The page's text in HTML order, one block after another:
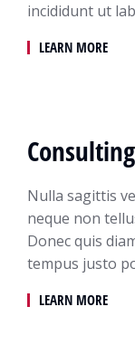
incididunt ut
LEARN MORE
Consulting
Nulla sagittis
neque non
Donec quis
tempus justo
LEARN MORE